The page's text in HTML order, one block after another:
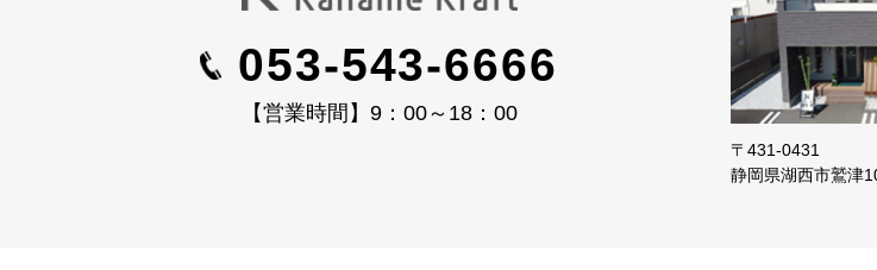
053-543-6666
【営業時間】9：00～18：00
〒431-0431
静岡県湖西市鷲津